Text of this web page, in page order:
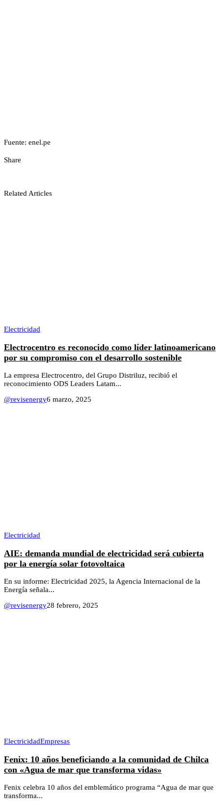
Fuente: enel.pe
Share
Related Articles
Electricidad
Electrocentro es reconocido como líder latinoamericano
por su compromiso con el desarrollo sostenible
La empresa Electrocentro, del Grupo Distriluz, recibió el
reconocimiento ODS Leaders Latam...
@revisenergy6 marzo, 2025
Electricidad
AIE: demanda mundial de electricidad será cubierta
por la energía solar fotovoltaica
En su informe: Electricidad 2025, la Agencia Internacional de la
Energía señala...
@revisenergy28 febrero, 2025
ElectricidadEmpresas
Fenix: 10 años beneficiando a la comunidad de Chilca
con «Agua de mar que transforma vidas»
Fenix celebra 10 años del emblemático programa “Agua de mar que
transforma...